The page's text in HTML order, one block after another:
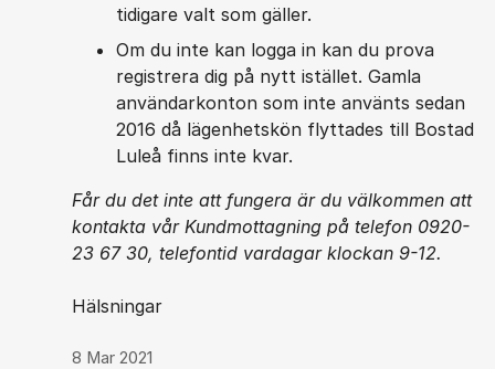
tidigare valt som gäller.
Om du inte kan logga in kan du prova
registrera dig på nytt istället. Gamla
användarkonton som inte använts sedan
2016 då lägenhetskön flyttades till Bostad
Luleå finns inte kvar.
Får du det inte att fungera är du välkommen att
kontakta vår Kundmottagning på telefon 0920-
23 67 30, telefontid vardagar klockan 9-12.
Hälsningar
8 Mar 2021